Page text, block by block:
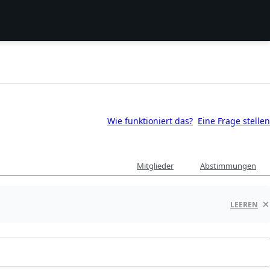
Wie funktioniert das? Eine Frage stellen
Mitglieder Abstimmungen
LEEREN